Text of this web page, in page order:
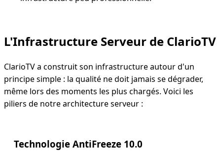
L'Infrastructure Serveur de ClarioTV
ClarioTV a construit son infrastructure autour d'un
principe simple : la qualité ne doit jamais se dégrader,
même lors des moments les plus chargés. Voici les
piliers de notre architecture serveur :
Technologie AntiFreeze 10.0